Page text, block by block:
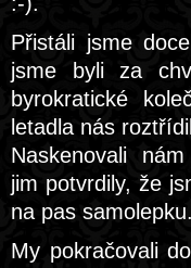
Přistáli jsme
jsme byli za
byrokratické
letadla nás
Naskenovali
jim potvrdily, že
na pas
My pokračovali